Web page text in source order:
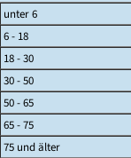
unter 6
6 - 18
18 - 30
30 - 50
50 - 65
65 - 75
75 und älter